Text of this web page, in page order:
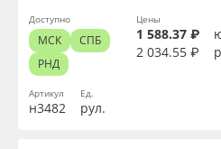
Артикул
н3482
Ед.
рул.
Цены
1 588.37 ₽
2 034.55 ₽
Доступно
МСК
СПБ
РНД